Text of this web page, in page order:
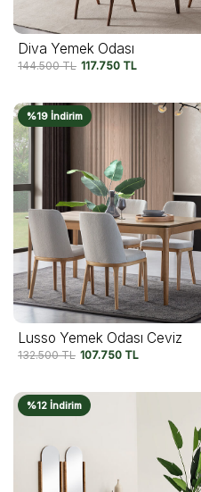
Diva Yemek Odası
144.500TL 117.750 TL
%19 İndirim
Lusso Yemek Odası Ceviz
132.500TL 107.750 TL
%12 İndirim